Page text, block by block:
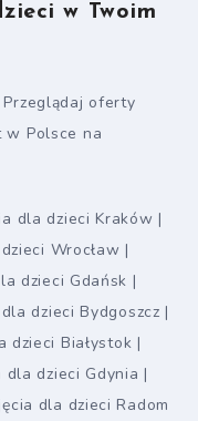
w Twoim
Przeglądaj oferty
w Polsce na
dla dzieci Kraków |
Wrocław |
dzieci Gdańsk |
dzieci Bydgoszcz |
dzieci Białystok |
dzieci Gdynia |
dla dzieci Radom